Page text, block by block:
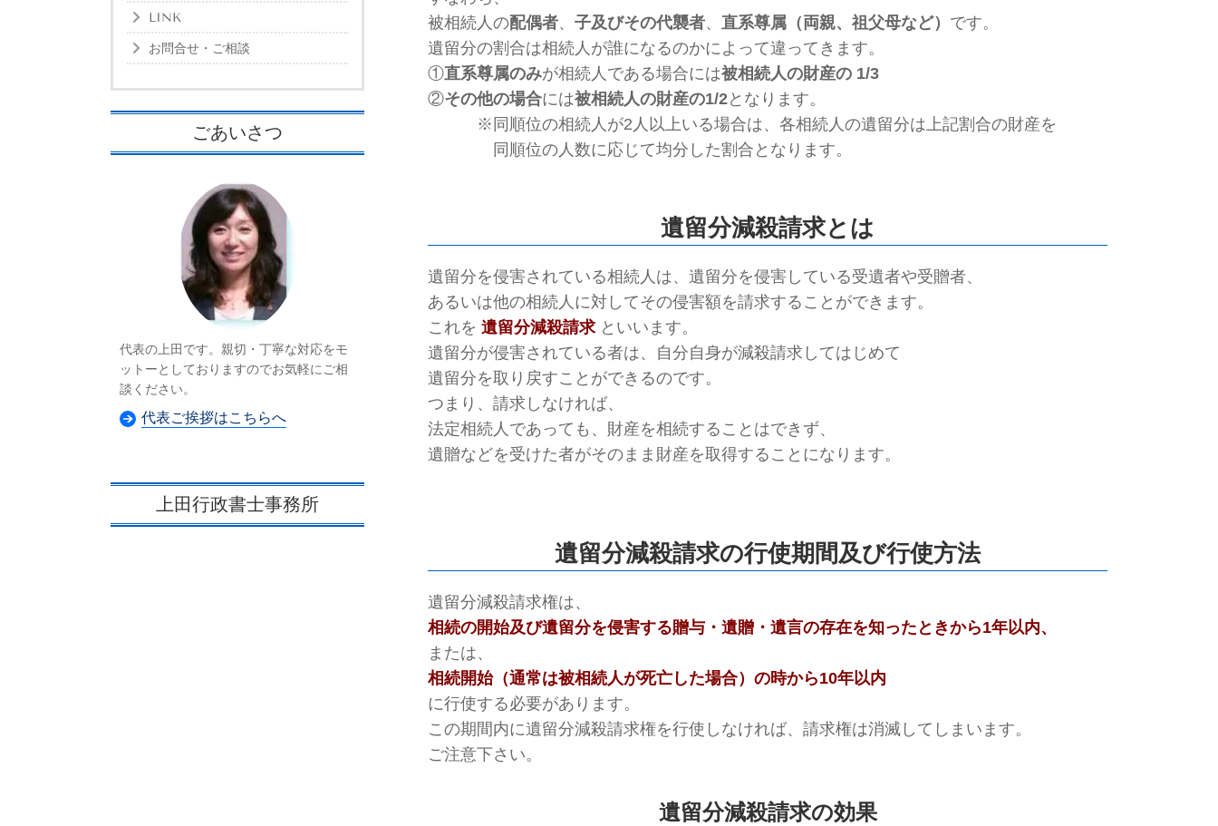
被相続人の配偶者、 子及びその代襲者、 直系尊属（両親、祖父母など） です。
遺留分の割合は相続人が誰になるのかによって違ってきます。
①直系尊属のみが相続人である場合には被相続人の財産の 1/3
②その他の場合には被相続人の財産の1/2となります。
※同順位の相続人が2人以上いる場合は、各相続人の遺留分は上記割合の財産を
同 順位の人数に応じて均分した割合となります。
遺留分減殺請求とは
遺留分を侵害されている相続人は、遺留分を侵害している受遺者や受贈者、
あるいは他の相続人に対してその侵害額を請求することができます。
これを 遺留分減殺請求といいます。
遺留分が侵害されている者は、自分自身が減殺請求してはじめて
遺留分を取り戻すことができるのです。
つまり、請求しなければ、
法定相続人であっても、財産を相続することはできず、
遺贈などを受けた者がそのまま財産を取得することになります。
遺留分減殺請求の行使期間及び行使方法
遺留分減殺請求権は、
相続の開始及び遺留分を侵害する贈与・遺贈・遺言の存在を知ったときから1年以内、
または、
相続開始（通常は被相続人が死亡した場合）の時から10年以内
に行使する必要があります。
この期間内に遺留分減殺請求権を行使しなければ、請求権は消滅してしまいます。
ご注意下さい。
遺留分減殺請求の効果
LINK
お問合せ・ご相談
ごあいさつ
代表の上田です。親切・丁寧な対応をモ
ットーとしておりますのでお気軽にご相
談ください。
代表ご挨拶はこちらへ
上田行政書士事務所